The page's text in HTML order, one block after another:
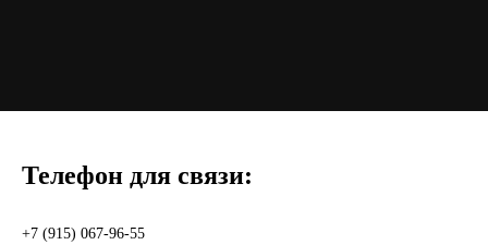
Телефон для связи:
+7 (915) 067-96-55